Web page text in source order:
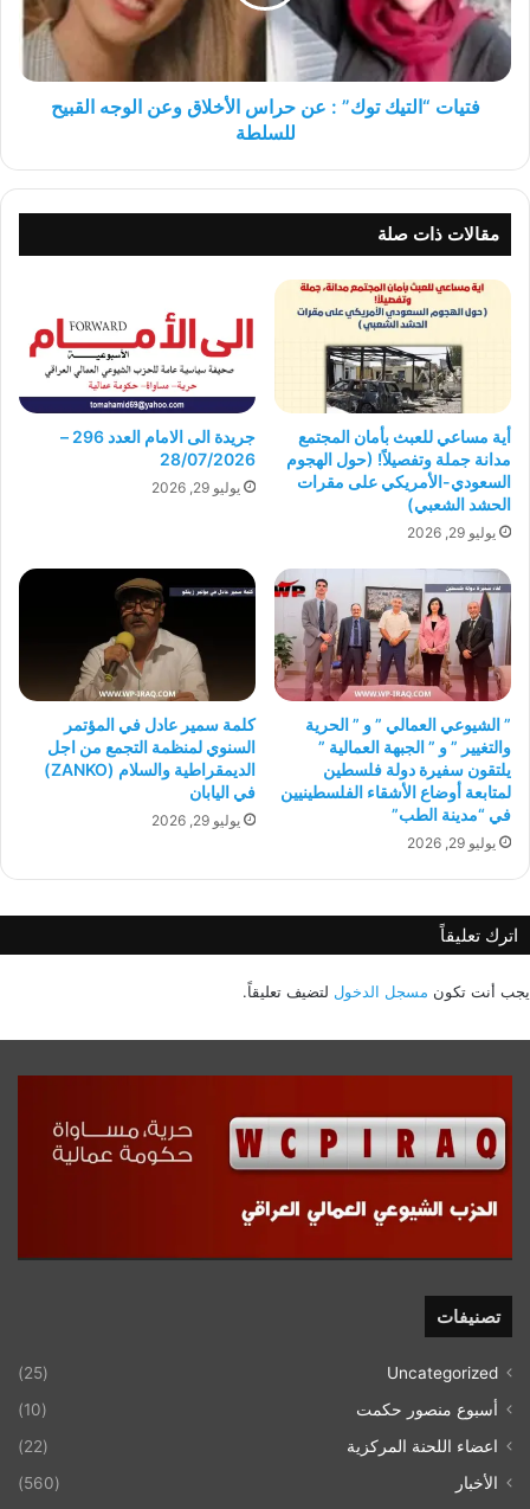
الأخلاق
وعن
الوجه
القبيحفتيات “التيك توك” : عن حراس الأخلاق وعن الوجه القبيح
للسلطة
مقالات ذات صلة
أية مساعي للعبث بأمان المجتمع
مدانة جملة وتفصيلاً! (حول الهجوم
السعودي-الأمريكي على مقرات
الحشد الشعبي)
يوليو 29, 2026
جريدة الى الامام العدد 296 –
28/07/2026
يوليو 29, 2026
” الشيوعي العمالي ” و ” الحرية
والتغيير ” و ” الجبهة العمالية ”
يلتقون سفيرة دولة فلسطين
لمتابعة أوضاع الأشقاء الفلسطينيين
في “مدينة الطب”
يوليو 29, 2026
كلمة سمير عادل في المؤتمر
السنوي لمنظمة التجمع من اجل
الديمقراطية والسلام (ZANKO)
في اليابان
يوليو 29, 2026
اترك تعليقاً
يجب أنت تكون مسجل الدخول لتضيف تعليقاً.
تصنيفات
Uncategorized
(25)
أسبوع منصور حكمت
(10)
اعضاء اللحنة المركزية
(22)
الأخبار
(560)